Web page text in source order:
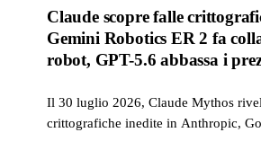
Claude scopre falle
Gemini Robotics ER 2 fa
robot, GPT-5.6 abbassa i
Il 30 luglio 2026, Claude Mythos
crittografiche inedite in Anthropic,